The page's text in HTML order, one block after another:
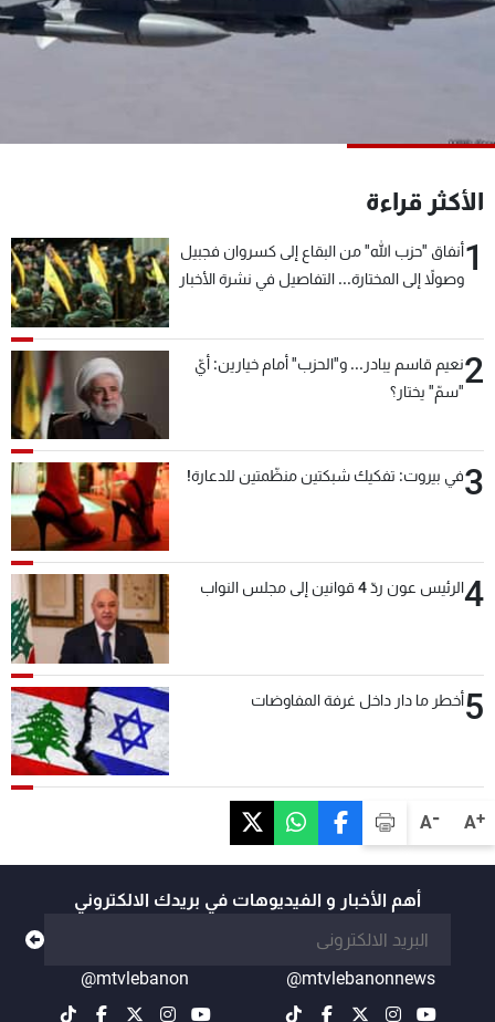
A+
A-
الأكثر قراءة
1أنفاق "حزب الله" من البقاع إلى كسروان فجبيل
وصولاً إلى المختارة... التفاصيل في نشرة الأخبار
2نعيم قاسم يبادر... و"الحزب" أمام خيارين: أيّ
"سمّ" يختار؟
3في بيروت: تفكيك شبكتين منظّمتين للدعارة!
4الرئيس عون ردّ 4 قوانين إلى مجلس النواب
5أخطر ما دار داخل غرفة المفاوضات
أهم الأخبار و الفيديوهات في بريدك الالكتروني
@mtvlebanonnews
@mtvlebanon
جدول البرامج
لاعلاناتكم